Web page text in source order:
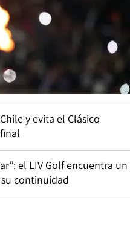
y evita el Clásico
el LIV Golf encuentra un
continuidad